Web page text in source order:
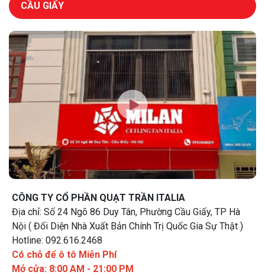
CẦU GIẤY
CÔNG TY CỔ PHẦN QUẠT TRẦN ITALIA
Địa chỉ: Số 24 Ngõ 86 Duy Tân, Phường Cầu Giấy, TP Hà
Nội ( Đối Diện Nhà Xuất Bản Chính Trị Quốc Gia Sự Thật )
Hotline: 092.616.2468
Có chỗ để ô tô Miễn Phí
Mở cửa: 8:00 AM - 21:00 PM